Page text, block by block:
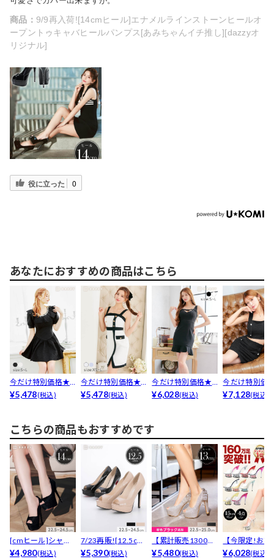
商品： 9/9再入荷![14cmヒール]エナメルラインストーンヒールオ
ープントゥキャバヒールパンプス[あみちゃんイチ推し][dazzyオ
リジナル]
役に立った 0
あなたにおすすめの商品はこちら
今だけ特別価格★
[SMLサイズ]ビジ
¥5,478(税込)
今だけ特別価格★
[XS~Lサイズ]ツイ...
¥5,478(税込)
今だけ特別価格★
[SMLサイズ]バッ
¥6,028(税込)
今だけ特別価
[SMLサイズ]
¥7,128(税込)
こちらの商品もおすすめです
[cmヒール]シャイ
ニーラメラインス
¥4,980(税込)
7/23再販![12.5cm
ヒール]ワ...
¥5,390(税込)
【累計販売1300足
突破】[13cmヒ...
¥5,480(税込)
【今限定!お試
格】[15cmヒ
¥6,028(税込)